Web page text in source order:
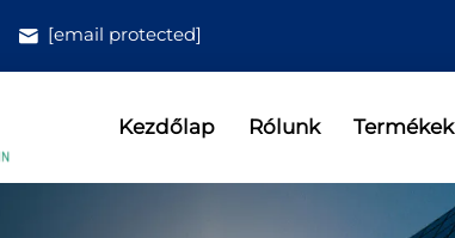
[email protected]
Kezdőlap Rólunk Termékek